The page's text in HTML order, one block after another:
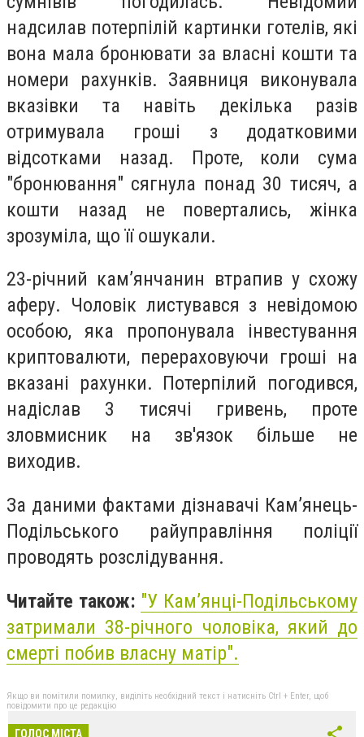
надсилав потерпілій картинки готелів, які
вона мала бронювати за власні кошти та
номери рахунків. Заявниця виконувала
вказівки та навіть декілька разів
отримувала гроші з додатковими
відсотками назад. Проте, коли сума
"бронювання" сягнула понад 30 тисяч, а
кошти назад не повертались, жінка
зрозуміла, що її ошукали.
23-річний кам’янчанин втрапив у схожу
аферу. Чоловік листувався з невідомою
особою, яка пропонувала інвестування
криптовалюти, перераховуючи гроші на
вказані рахунки. Потерпілий погодився,
надіслав 3 тисячі гривень, проте
зловмисник на зв'язок більше не
виходив.
За даними фактами дізнавачі Кам’янець-
Подільського райуправління поліції
проводять розслідування.
Читайте також: "У Кам’янці-Подільському
затримали 38-річного чоловіка, який до
смерті побив власну матір".
Якщо ви помітили помилку, виділіть необхідний текст і натисніть Ctrl + Enter, щоб
повідомити про це редакцію
ГОЛОС МІСТА